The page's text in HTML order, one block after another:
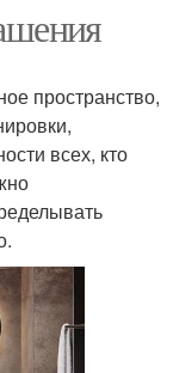
пространство,
всех, кто